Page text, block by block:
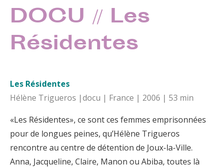
DOCU // Les
Résidentes
Les Résidentes
Hélène Trigueros |docu | France | 2006 | 53 min
«Les Résidentes», ce sont ces femmes emprisonnées
pour de longues peines, qu’Hélène Trigueros
rencontre au centre de détention de Joux-la-Ville.
Anna, Jacqueline, Claire, Manon ou Abiba, toutes là